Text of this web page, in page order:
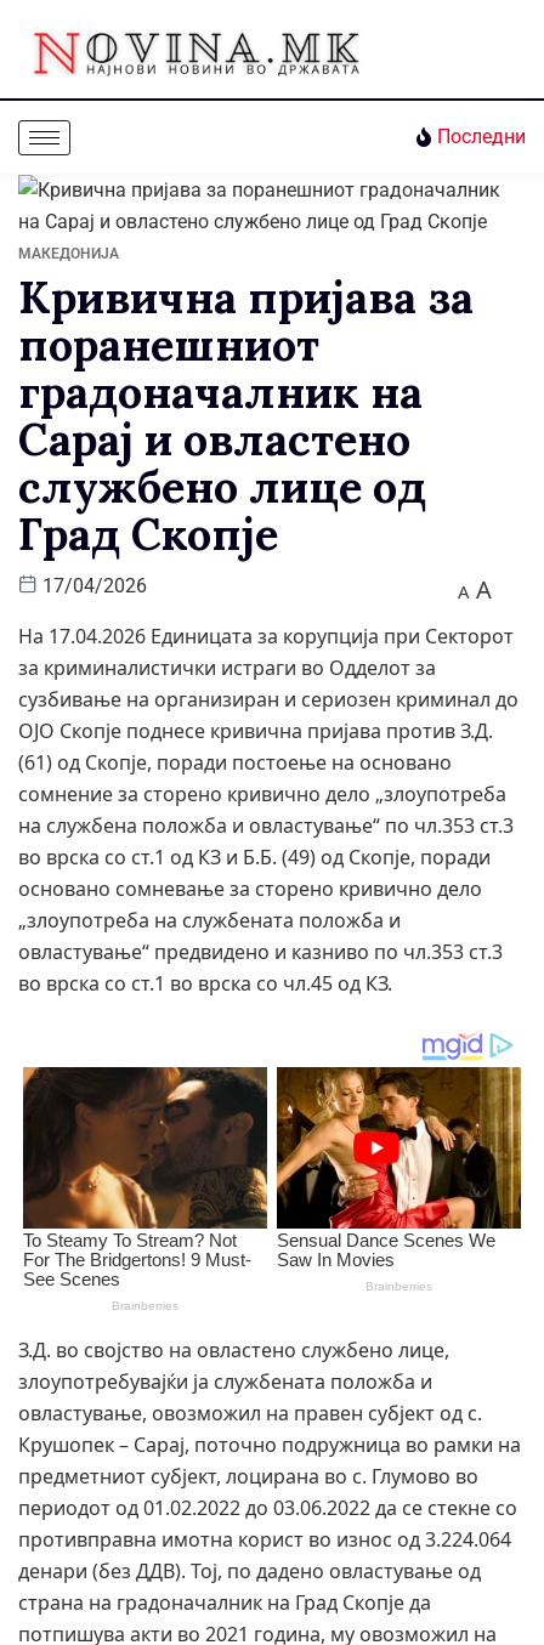
Последни
МАКЕДОНИЈА
Кривична пријава за
поранешниот
градоначалник на
Сарај и овластено
службено лице од
Град Скопје
17/04/2026 A A
На 17.04.2026 Единицата за корупција при Секторот
за криминалистички истраги во Одделот за
сузбивање на организиран и сериозен криминал до
ОЈО Скопје поднесе кривична пријава против З.Д.
(61) од Скопје, поради постоење на основано
сомнение за сторено кривично дело „злоупотреба
на службена положба и овластување“ по чл.353 ст.3
во врска со ст.1 од КЗ и Б.Б. (49) од Скопје, поради
основано сомневање за сторено кривично дело
„злоупотреба на службената положба и
овластување“ предвидено и казниво по чл.353 ст.3
во врска со ст.1 во врска со чл.45 од КЗ.
З.Д. во својство на овластено службено лице,
злоупотребувајќи ја службената положба и
овластување, овозможил на правен субјект од с.
Крушопек – Сарај, поточно подружница во рамки на
предметниот субјект, лоцирана во с. Глумово во
периодот од 01.02.2022 до 03.06.2022 да се стекне со
противправна имотна корист во износ од 3.224.064
денари (без ДДВ). Тој, по дадено овластување од
страна на градоначалник на Град Скопје да
потпишува акти во 2021 година, му овозможил на